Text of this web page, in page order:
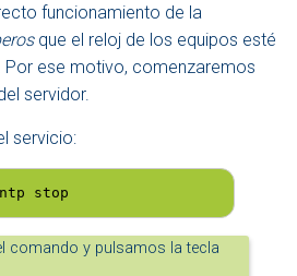
funcionamiento de la
que el reloj de los equipos esté
Por ese motivo, comenzaremos
servidor.
servicio:
stop
comando y pulsamos la tecla